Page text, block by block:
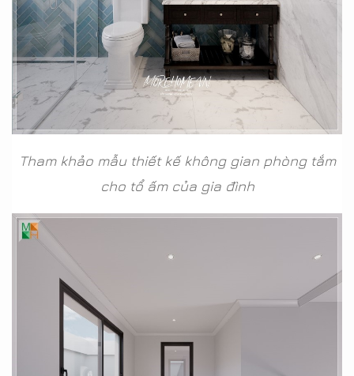
Tham khảo mẫu thiết kế không gian phòng tắm
cho tổ ấm của gia đình